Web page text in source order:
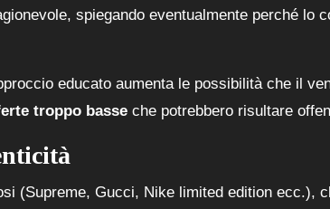
spiegando eventualmente perché lo
educato aumenta le possibilità che il
troppo basse che potrebbero risultare
(Supreme, Gucci, Nike limited edition ecc.),